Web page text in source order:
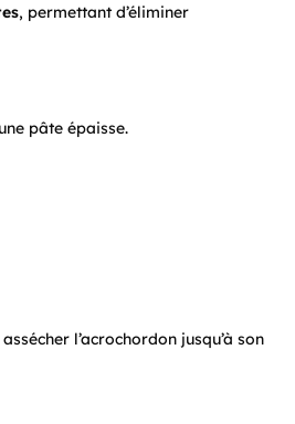
, permettant d’éliminer
pâte épaisse.
l’acrochordon jusqu’à son